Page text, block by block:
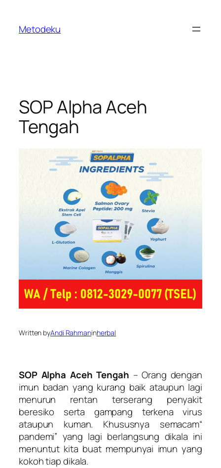
content
Metodeku
SOP Alpha Aceh
Tengah
Written byAndi Rahmaninherbal
SOP Alpha Aceh Tengah – Orang dengan
imun badan yang kurang baik ataupun lagi
menurun rentan terserang penyakit
beresiko serta gampang terkena virus
ataupun kuman. Khususnya semacam“
pandemi” yang lagi berlangsung dikala ini
menuntut kita buat mempunyai imun yang
kokoh tiap dikala.